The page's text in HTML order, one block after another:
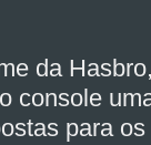
da
console
para